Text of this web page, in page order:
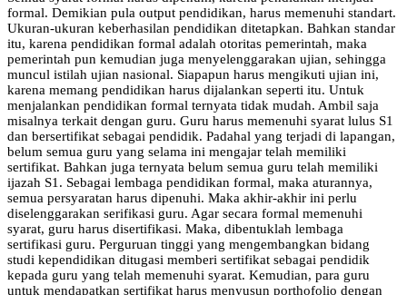
formal. Demikian pula output pendidikan, harus memenuhi standart.
Ukuran-ukuran keberhasilan pendidikan ditetapkan. Bahkan standar
itu, karena pendidikan formal adalah otoritas pemerintah, maka
pemerintah pun kemudian juga menyelenggarakan ujian, sehingga
muncul istilah ujian nasional. Siapapun harus mengikuti ujian ini,
karena memang pendidikan harus dijalankan seperti itu. Untuk
menjalankan pendidikan formal ternyata tidak mudah. Ambil saja
misalnya terkait dengan guru. Guru harus memenuhi syarat lulus S1
dan bersertifikat sebagai pendidik. Padahal yang terjadi di lapangan,
belum semua guru yang selama ini mengajar telah memiliki
sertifikat. Bahkan juga ternyata belum semua guru telah memiliki
ijazah S1. Sebagai lembaga pendidikan formal, maka aturannya,
semua persyaratan harus dipenuhi. Maka akhir-akhir ini perlu
diselenggarakan serifikasi guru. Agar secara formal memenuhi
syarat, guru harus disertifikasi. Maka, dibentuklah lembaga
sertifikasi guru. Perguruan tinggi yang mengembangkan bidang
studi kependidikan ditugasi memberi sertifikat sebagai pendidik
kepada guru yang telah memenuhi syarat. Kemudian, para guru
untuk mendapatkan sertifikat harus menyusun porthofolio dengan